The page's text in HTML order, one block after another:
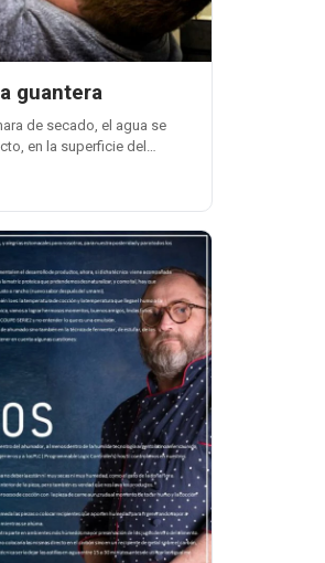
guantera
de secado, el agua se
en la superficie del